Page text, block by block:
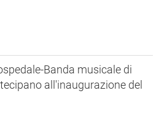
Banda musicale di
all'inaugurazione del